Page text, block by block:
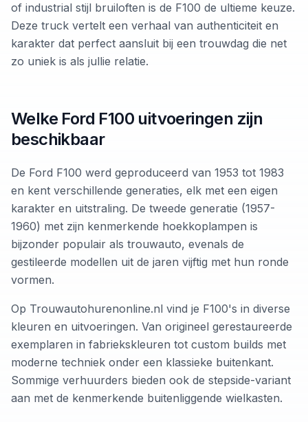
of industrial stijl bruiloften is de F100 de ultieme keuze.
Deze truck vertelt een verhaal van authenticiteit en
karakter dat perfect aansluit bij een trouwdag die net
zo uniek is als jullie relatie.
Welke Ford F100 uitvoeringen zijn
beschikbaar
De Ford F100 werd geproduceerd van 1953 tot 1983
en kent verschillende generaties, elk met een eigen
karakter en uitstraling. De tweede generatie (1957-
1960) met zijn kenmerkende hoekkoplampen is
bijzonder populair als trouwauto, evenals de
gestileerde modellen uit de jaren vijftig met hun ronde
vormen.
Op Trouwautohurenonline.nl vind je F100's in diverse
kleuren en uitvoeringen. Van origineel gerestaureerde
exemplaren in fabriekskleuren tot custom builds met
moderne techniek onder een klassieke buitenkant.
Sommige verhuurders bieden ook de stepside-variant
aan met de kenmerkende buitenliggende wielkasten.